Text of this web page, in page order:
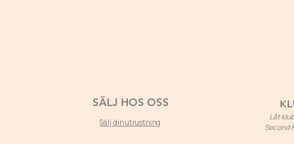
SÄLJ HOS OSS
Sälj din utrustning
Låt
Second